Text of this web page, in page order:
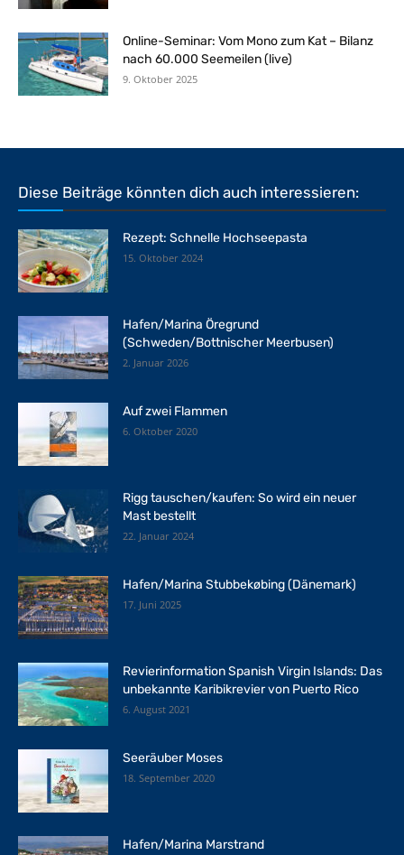
Online-Seminar: Vom Mono zum Kat – Bilanz
nach 60.000 Seemeilen (live)
9. Oktober 2025
Diese Beiträge könnten dich auch interessieren:
Rezept: Schnelle Hochseepasta
15. Oktober 2024
Hafen/Marina Öregrund
(Schweden/Bottnischer Meerbusen)
2. Januar 2026
Auf zwei Flammen
6. Oktober 2020
Rigg tauschen/kaufen: So wird ein neuer
Mast bestellt
22. Januar 2024
Hafen/Marina Stubbekøbing (Dänemark)
17. Juni 2025
Revierinformation Spanish Virgin Islands: Das
unbekannte Karibikrevier von Puerto Rico
6. August 2021
Seeräuber Moses
18. September 2020
Hafen/Marina Marstrand